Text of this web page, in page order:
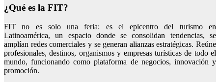
¿Qué es la FIT?
FIT no es solo una feria: es el epicentro del turismo en
Latinoamérica, un espacio donde se consolidan tendencias, se
amplían redes comerciales y se generan alianzas estratégicas. Reúne
profesionales, destinos, organismos y empresas turísticas de todo el
mundo, funcionando como plataforma de negocios, innovación y
promoción.